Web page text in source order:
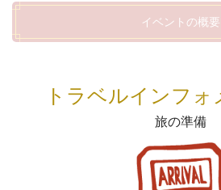
イベントの概要
トラベルインフ
旅の準備